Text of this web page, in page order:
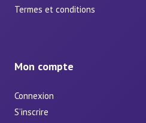
Termes et conditions
Mon compte
Connexion
S’inscrire